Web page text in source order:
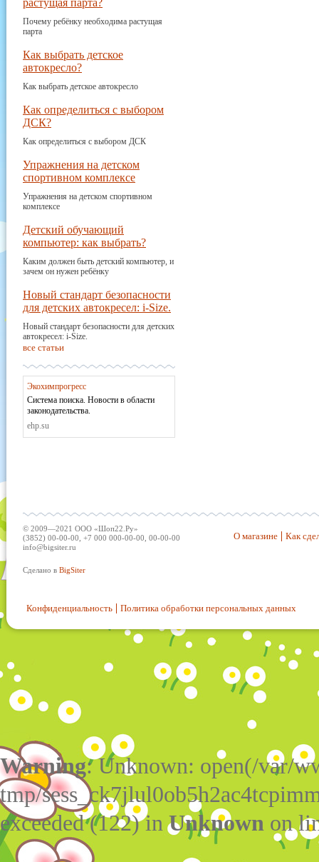
растущая парта?
Почему ребёнку необходима растущая
парта
Как выбрать детское
автокресло?
Как выбрать детское автокресло
Как определиться с выбором
ДСК?
Как определиться с выбором ДСК
Упражнения на детском
спортивном комплексе
Упражнения на детском спортивном
комплексе
Детский обучающий
компьютер: как выбрать?
Каким должен быть детский компьютер, и
зачем он нужен ребёнку
Новый стандарт безопасности
для детских автокресел: i-Size.
Новый стандарт безопасности для детских
автокресел: i-Size.
все статьи
Экохимпрогресс
Система поиска. Новости в области
законодательства.
ehp.su
© 2009—2021 ООО «Шоп22.Ру»
(3852) 00-00-00, +7 000 000-00-00, 00-00-00
info@bigsiter.ru
Сделано в BigSiter
О магазине Как
Конфиденциальность Политика обработки персональных данных
Warning: Unknown: open(/var/
tmp/
exceeded (122) inUnknown on